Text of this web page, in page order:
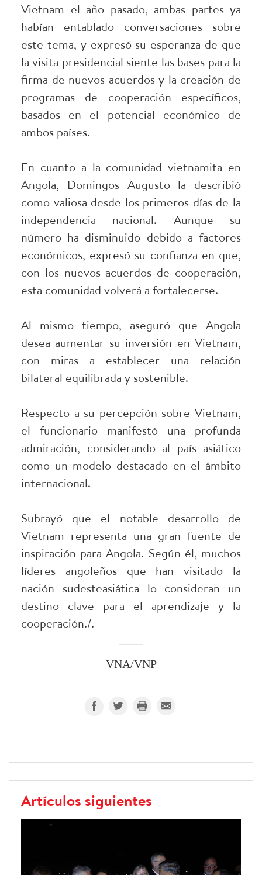
Vietnam el año pasado, ambas partes ya
habían entablado conversaciones sobre
este tema, y expresó su esperanza de que
la visita presidencial siente las bases para la
firma de nuevos acuerdos y la creación de
programas de cooperación específicos,
basados en el potencial económico de
ambos países.
En cuanto a la comunidad vietnamita en
Angola, Domingos Augusto la describió
como valiosa desde los primeros días de la
independencia nacional. Aunque su
número ha disminuido debido a factores
económicos, expresó su confianza en que,
con los nuevos acuerdos de cooperación,
esta comunidad volverá a fortalecerse.
Al mismo tiempo, aseguró que Angola
desea aumentar su inversión en Vietnam,
con miras a establecer una relación
bilateral equilibrada y sostenible.
Respecto a su percepción sobre Vietnam,
el funcionario manifestó una profunda
admiración, considerando al país asiático
como un modelo destacado en el ámbito
internacional.
Subrayó que el notable desarrollo de
Vietnam representa una gran fuente de
inspiración para Angola. Según él, muchos
líderes angoleños que han visitado la
nación sudesteasiática lo consideran un
destino clave para el aprendizaje y la
cooperación./.
VNA/VNP
Artículos siguientes